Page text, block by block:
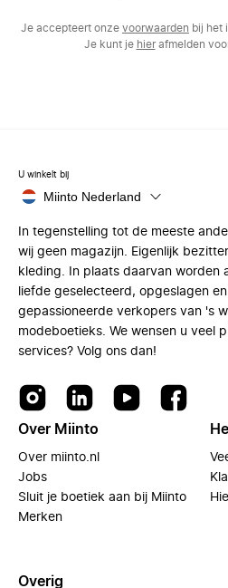
Je accepteert onze voorwaarden bij het
Je kunt je hierafmelden
U winkelt bij
Miinto Nederland
In tegenstelling tot de meeste
wij geen magazijn. Eigenlijk
kleding. In plaats daarvan worden
liefde geselecteerd, opgeslagen
gepassioneerde verkopers van 's
modeboetieks. We wensen u veel
services? Volg ons dan!
Over Miinto
Over miinto.nl
Jobs
Sluit je boetiek aan bij Miinto
Merken
Overig